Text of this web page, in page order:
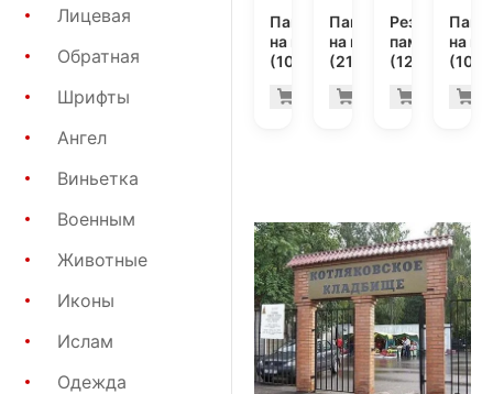
Лицевая
Обратная
Шрифты
Ангел
Виньетка
Военным
Животные
Иконы
Ислам
Одежда
Памятник
на могилу
(10-760)
31.200
Купить
Памятник
на могилу
(21-116)
Купить
Резной
памятник
(12-110)
Купить
на
(10-